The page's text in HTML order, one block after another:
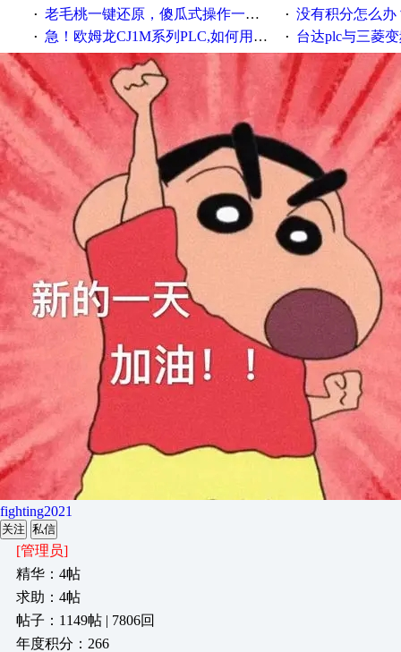
· 老毛桃一键还原，傻瓜式操作一键轻松备份还原；程序为向导式安装，一键即可实现自动备份或还原系统。 · 没有积分怎么办
· 急！欧姆龙CJ1M系列PLC,如何用时间控制变频器。要求时间在组态王中可以自由输入！拜托各位大神了！ · 台达plc与三菱
fighting2021
关注 私信
[管理员]
精华：4帖
求助：4帖
帖子：1149帖 | 7806回
年度积分：266